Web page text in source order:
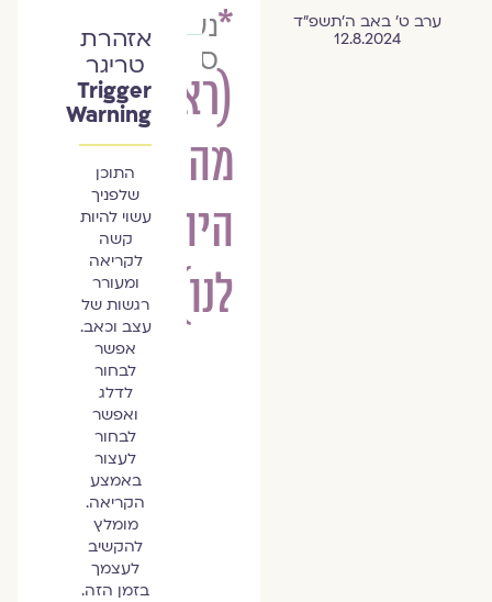
ערב ט׳ באב ה׳תשפ״ד
12.8.2024
*
(ראה
מה
היה
לנו)
נעמה
סדן
אזהרת
טריגר
Trigger
Warning
התוכן
שלפניך
עשוי להיות
קשה
לקריאה
ומעורר
רגשות של
עצב וכאב.
אפשר
לבחור
לדלג
ואפשר
לבחור
לעצור
באמצע
הקריאה.
מומלץ
להקשיב
לעצמך
בזמן הזה.